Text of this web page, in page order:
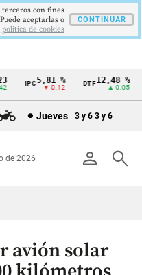
5,81 %
▼ 0.12
DTF12,48 %
▲ 0.05
Jueves 3 y 6 3 y 6
person search
de 2026
avión solar
con fines
aceptarlas o
politica de cookies
CONTINUAR